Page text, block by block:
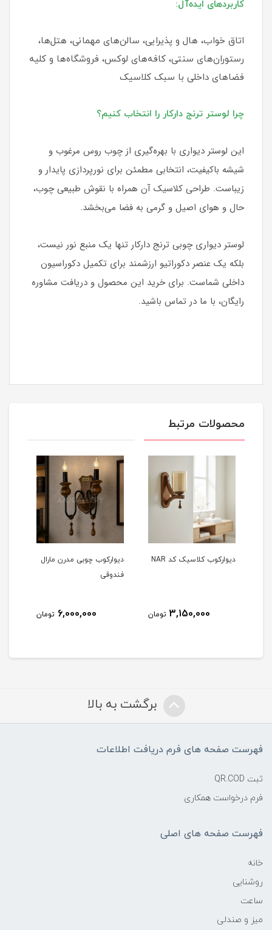
کاربردهای ایده‌آل:
اتاق خواب، هال و پذیرایی، سالن‌های مهمانی، هتل‌ها،
رستوران‌های سنتی، کافه‌های لوکس، فروشگاه‌ها و کلیه
فضاهای داخلی با سبک کلاسیک
چرا لوستر ترنج دارکار را انتخاب کنیم؟
این لوستر دیواری با بهره‌گیری از چوب روس مرغوب و
شیشه باکیفیت، انتخابی مطمئن برای نورپردازی پایدار و
زیباست. طراحی کلاسیک آن همراه با نقوش طبیعی چوب،
حال و هوای اصیل و گرمی به فضا می‌بخشد.
لوستر دیواری چوبی ترنج دارکار تنها یک منبع نور نیست،
بلکه یک عنصر دکوراتیو ارزشمند برای تکمیل دکوراسیون
داخلی شماست. برای خرید این محصول و دریافت مشاوره
رایگان، با ما در تماس باشید.
محصولات مرتبط
دیوارکوب کلاسیک کد NAR
3,150,000 تومان
دیوارکوب چوبی مدرن مارال
فندوقی
6,000,000 تومان
برگشت به بالا
فهرست صفحه های فرم دریافت اطلاعات
ثبت QR.COD
فرم درخواست همکاری
فهرست صفحه های اصلی
خانه
روشنایی
ساعت
میز و صندلی